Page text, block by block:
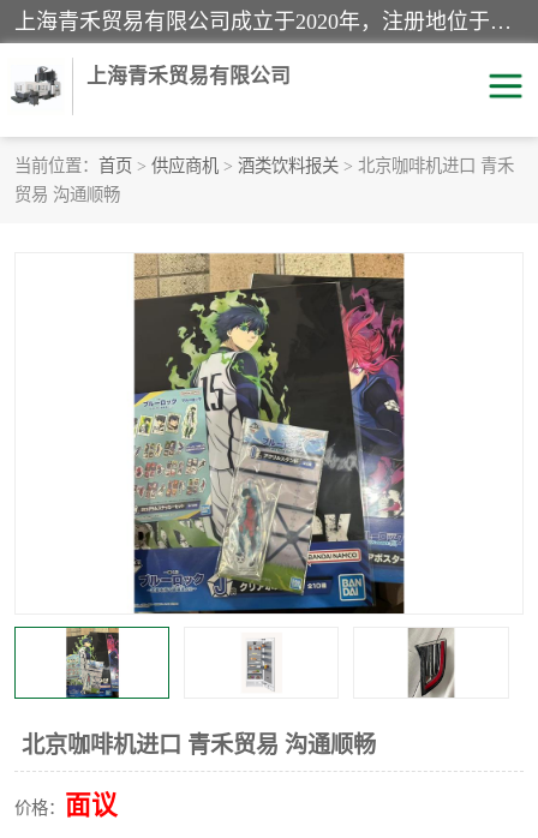
上海青禾贸易有限公司成立于2020年，注册地位于上海市宝山区。经营范围包括：机械设备、五金制品、劳防用品、电子产品、塑胶制品、家具、模具、纺织品、仪器仪表、建筑材料、装饰材料、化工产品、金属制品、机车配件等货物进出口报关、清关服务。
上海青禾贸易有限公司
当前位置： 首页 > 供应商机 > 酒类饮料报关 > 北京咖啡机进口 青禾
贸易 沟通顺畅
北京咖啡机进口 青禾贸易 沟通顺畅
价格： 面议
酒类饮料报关
进口退运报关 服装进口清关
进口杂货清关
机床进口清关
国际灯具清关